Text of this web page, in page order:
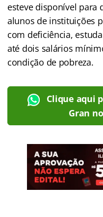
esteve disponível para
alunos de instituições
com deficiência,
até dois salários
condição de pobreza.
Clique aqui
Gran